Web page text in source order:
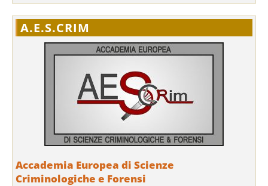
A.E.S.CRIM
Accademia Europea di Scienze
Criminologiche e Forensi